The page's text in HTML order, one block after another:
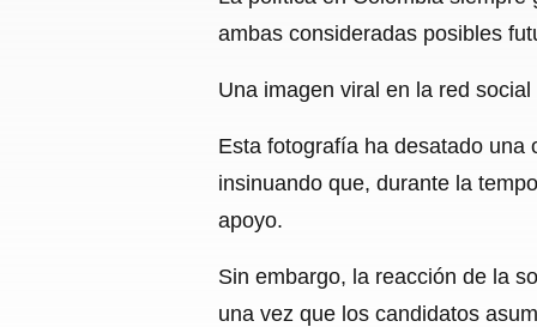
ambas consideradas posibles
Una imagen viral en la red
Esta fotografía ha desatado una
insinuando que, durante la
apoyo.
Sin embargo, la reacción de la
una vez que los candidatos